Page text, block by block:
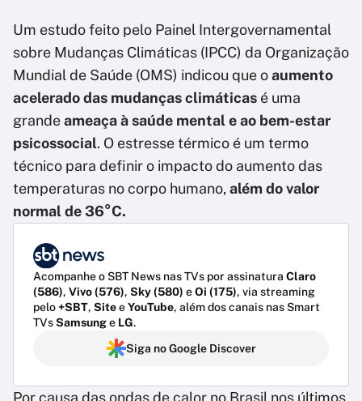
Um estudo feito pelo Painel Intergovernamental
sobre Mudanças Climáticas (IPCC) da Organização
Mundial de Saúde (OMS) indicou que oaumento
acelerado das mudanças climáticas é uma
grandeameaça à saúde mental e ao bem-estar
psicossocial. O estresse térmico é um termo
técnico para definir o impacto do aumento das
temperaturas no corpo humano, além do valor
normal de 36°C.
Acompanhe o SBT News nas TVs por assinatura Claro
(586), Vivo (576), Sky (580) eOi (175), via streaming
pelo+SBT, SiteeYouTube, além dos canais nas Smart
TVsSamsunge LG.
Siga no Google Discover